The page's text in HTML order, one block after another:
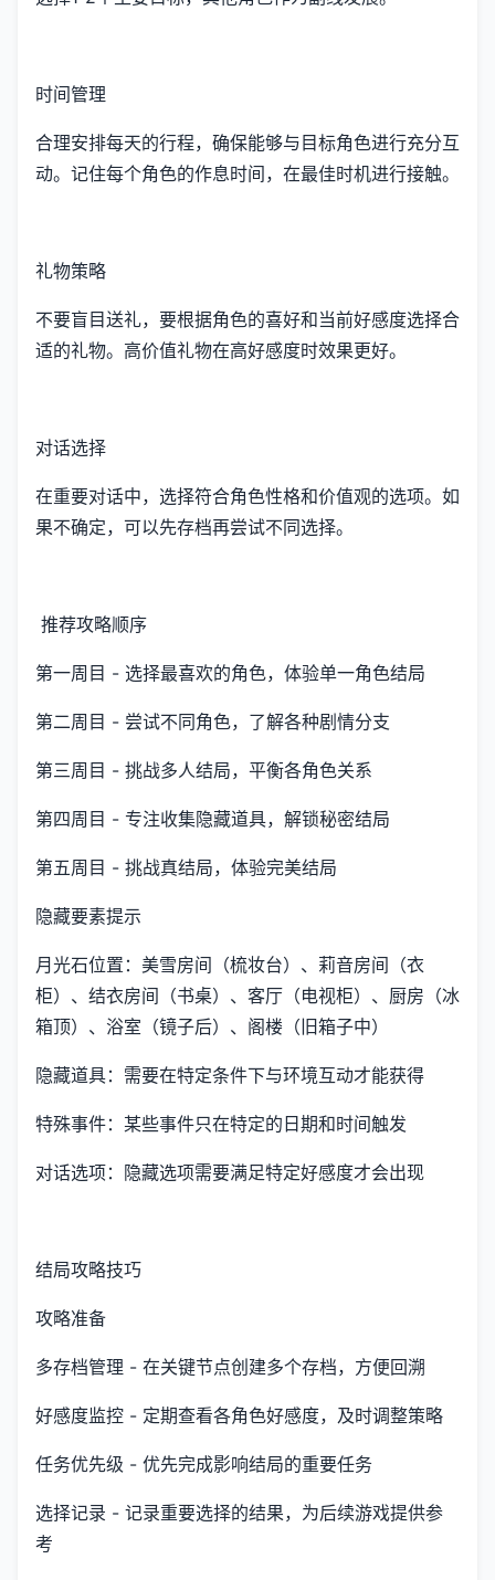
时间管理
合理安排每天的行程，确保能够与目标角色进行充分互
动。记住每个角色的作息时间，在最佳时机进行接触。
礼物策略
不要盲目送礼，要根据角色的喜好和当前好感度选择合
适的礼物。高价值礼物在高好感度时效果更好。
对话选择
在重要对话中，选择符合角色性格和价值观的选项。如
果不确定，可以先存档再尝试不同选择。
推荐攻略顺序
第一周目 - 选择最喜欢的角色，体验单一角色结局
第二周目 - 尝试不同角色，了解各种剧情分支
第三周目 - 挑战多人结局，平衡各角色关系
第四周目 - 专注收集隐藏道具，解锁秘密结局
第五周目 - 挑战真结局，体验完美结局
隐藏要素提示
月光石位置：美雪房间（梳妆台）、莉音房间（衣
柜）、结衣房间（书桌）、客厅（电视柜）、厨房（冰
箱顶）、浴室（镜子后）、阁楼（旧箱子中）
隐藏道具：需要在特定条件下与环境互动才能获得
特殊事件：某些事件只在特定的日期和时间触发
对话选项：隐藏选项需要满足特定好感度才会出现
结局攻略技巧
攻略准备
多存档管理 - 在关键节点创建多个存档，方便回溯
好感度监控 - 定期查看各角色好感度，及时调整策略
任务优先级 - 优先完成影响结局的重要任务
选择记录 - 记录重要选择的结果，为后续游戏提供参
考